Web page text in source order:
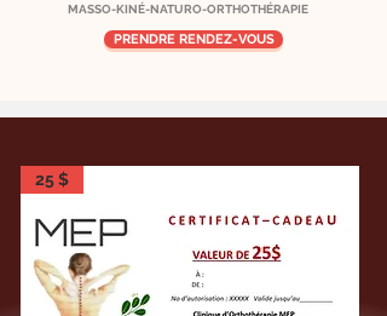
MASSO-KINÉ-NATURO-ORTHOTHÉRAPIE
PRENDRE RENDEZ-VOUS
25 $